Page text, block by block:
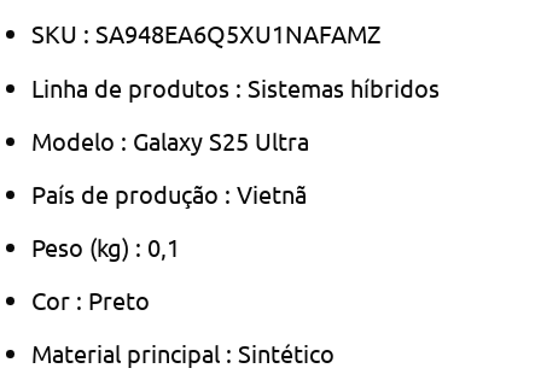
SKU : SA948EA6Q5XU1NAFAMZ
Linha de produtos : Sistemas híbridos
Modelo : Galaxy S25 Ultra
País de produção : Vietnã
Peso (kg) : 0,1
Cor : Preto
Material principal : Sintético